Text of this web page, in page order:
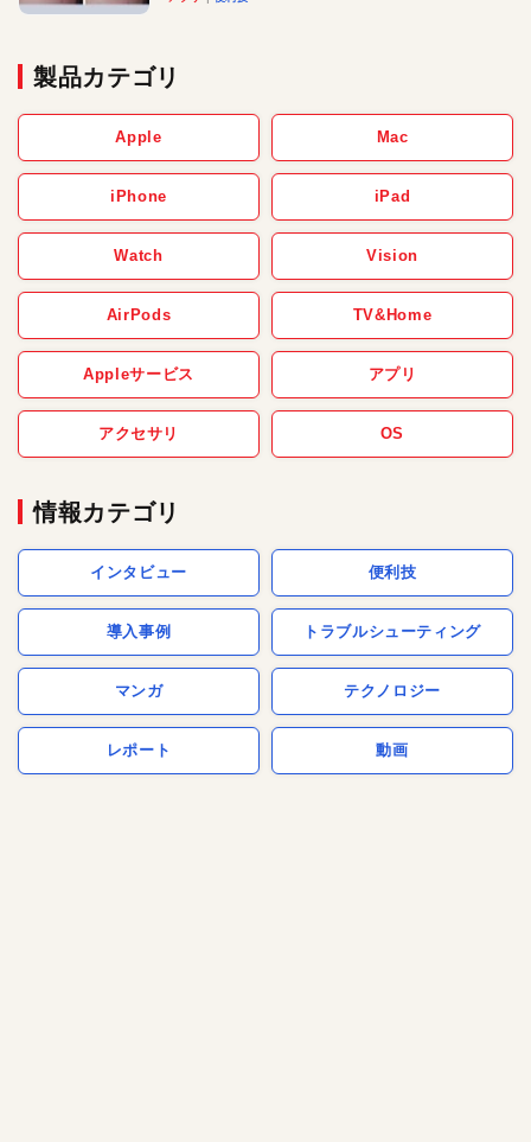
製品カテゴリ
Apple Mac
iPhone iPad
Watch Vision
AirPods TV&Home
Appleサービス アプリ
アクセサリ OS
情報カテゴリ
インタビュー 便利技
導入事例 トラブルシューティング
マンガ テクノロジー
レポート 動画